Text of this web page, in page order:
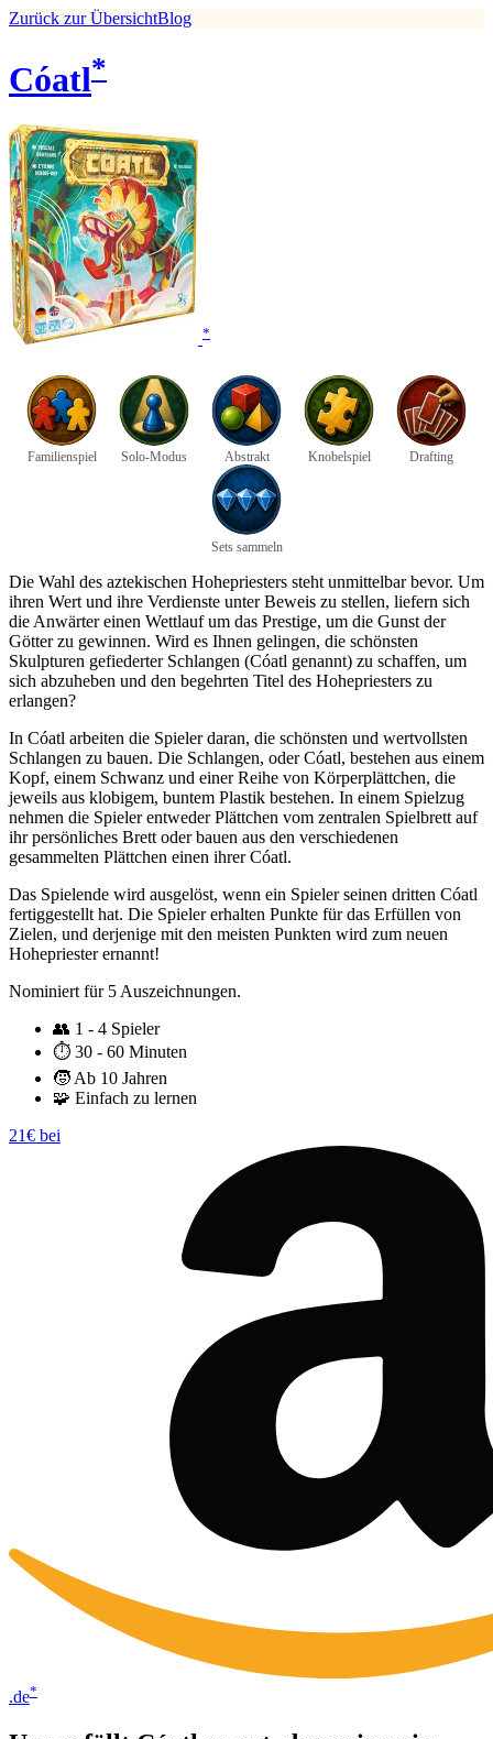
Zurück zur ÜbersichtBlog
Cóatl*
*
Familienspiel Solo-Modus Abstrakt Knobelspiel Drafting
Sets sammeln
Die Wahl des aztekischen Hohepriesters steht unmittelbar bevor. Um
ihren Wert und ihre Verdienste unter Beweis zu stellen, liefern sich
die Anwärter einen Wettlauf um das Prestige, um die Gunst der
Götter zu gewinnen. Wird es Ihnen gelingen, die schönsten
Skulpturen gefiederter Schlangen (Cóatl genannt) zu schaffen, um
sich abzuheben und den begehrten Titel des Hohepriesters zu
erlangen?
In Cóatl arbeiten die Spieler daran, die schönsten und wertvollsten
Schlangen zu bauen. Die Schlangen, oder Cóatl, bestehen aus einem
Kopf, einem Schwanz und einer Reihe von Körperplättchen, die
jeweils aus klobigem, buntem Plastik bestehen. In einem Spielzug
nehmen die Spieler entweder Plättchen vom zentralen Spielbrett auf
ihr persönliches Brett oder bauen aus den verschiedenen
gesammelten Plättchen einen ihrer Cóatl.
Das Spielende wird ausgelöst, wenn ein Spieler seinen dritten Cóatl
fertiggestellt hat. Die Spieler erhalten Punkte für das Erfüllen von
Zielen, und derjenige mit den meisten Punkten wird zum neuen
Hohepriester ernannt!
Nominiert für 5 Auszeichnungen.
👥 1 - 4 Spieler
⏱️ 30 - 60 Minuten
🧒 Ab 10 Jahren
🧩 Einfach zu lernen
21€ bei
.de*